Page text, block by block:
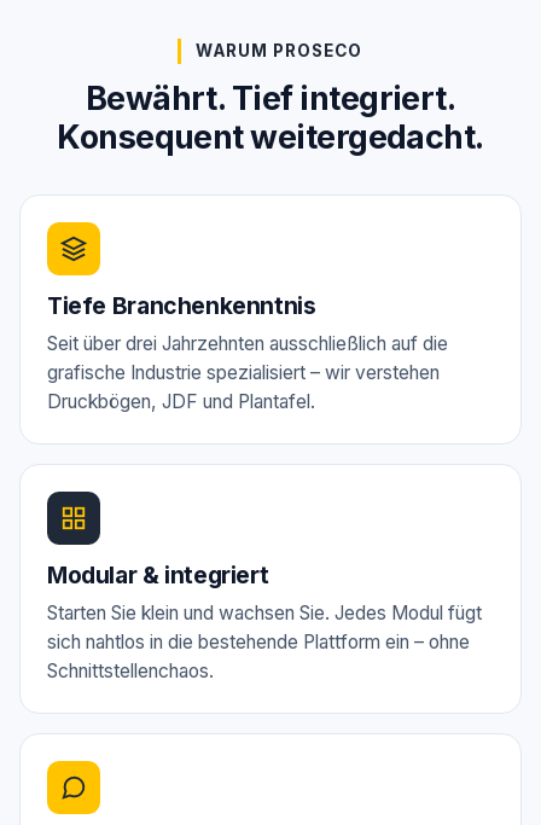
WARUM PROSECO
Bewährt. Tief integriert.
Konsequent weitergedacht.
Tiefe Branchenkenntnis
Seit über drei Jahrzehnten ausschließlich auf die
grafische Industrie spezialisiert – wir verstehen
Druckbögen, JDF und Plantafel.
Modular & integriert
Starten Sie klein und wachsen Sie. Jedes Modul fügt
sich nahtlos in die bestehende Plattform ein – ohne
Schnittstellenchaos.